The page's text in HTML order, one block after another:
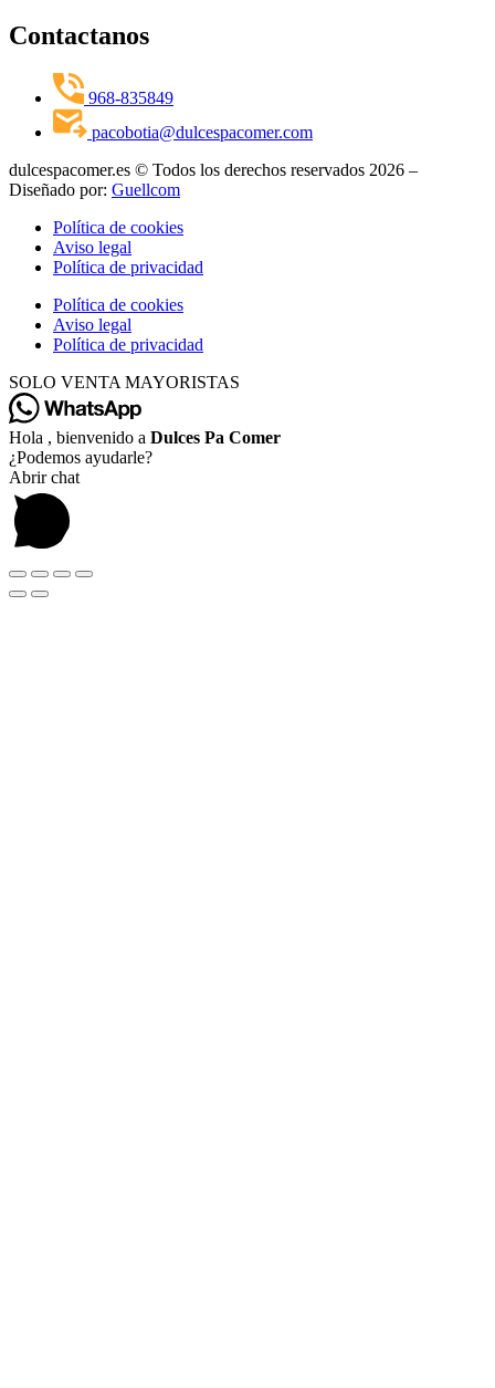
Contactanos
968-835849
pacobotia@dulcespacomer.com
dulcespacomer.es © Todos los derechos reservados 2026 –
Diseñado por: Guellcom
Política de cookies
Aviso legal
Política de privacidad
Política de cookies
Aviso legal
Política de privacidad
SOLO VENTA MAYORISTAS
Hola , bienvenido a Dulces Pa Comer
¿Podemos ayudarle?
Abrir chat